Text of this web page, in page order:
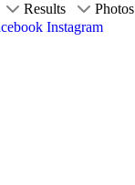
Results Photos
Instagram